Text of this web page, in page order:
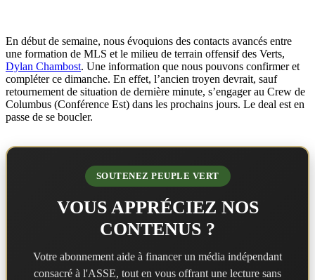
En début de semaine, nous évoquions des contacts avancés entre
une formation de MLS et le milieu de terrain offensif des Verts,
Dylan Chambost. Une information que nous pouvons confirmer et
compléter ce dimanche. En effet, l’ancien troyen devrait, sauf
retournement de situation de dernière minute, s’engager au Crew de
Columbus (Conférence Est) dans les prochains jours. Le deal est en
passe de se boucler.
SOUTENEZ PEUPLE VERT
VOUS APPRÉCIEZ NOS
CONTENUS ?
Votre abonnement aide à financer un média indépendant
consacré à l'ASSE, tout en vous offrant une lecture sans